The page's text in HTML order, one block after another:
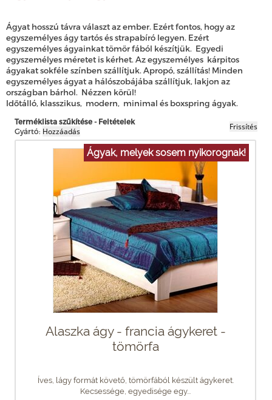
Ágyat hosszú távra választ az ember. Ezért fontos, hogy az
egyszemélyes ágy tartós és strapabíró legyen. Ezért
egyszemélyes ágyainkat tömör fából készítjük. Egyedi
egyszemélyes méretet is kérhet. Az egyszemélyes kárpitos
ágyakat sokféle színben szállítjuk. Apropó, szállítás! Minden
egyszemélyes ágyat a hálószobájába szállítjuk, lakjon az
országban bárhol. Nézzen körül!
Időtálló, klasszikus, modern, minimal és boxspring ágyak.
Terméklista szűkítése - Feltételek
Gyártó:
Ágyak, melyek sosem nyikorognak!
Alaszka ágy - francia ágykeret -
tömörfa
Íves, lágy formát követő, tömörfából készült ágykeret.
Kecsessége, egyedisége egy...